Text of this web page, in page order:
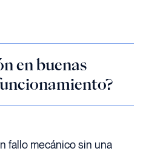
en buenas
fallo mecánico sin una